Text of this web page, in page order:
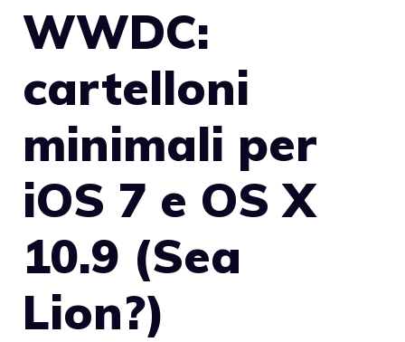
WWDC:
cartelloni
minimali per
iOS 7 e OS X
10.9 (Sea
Lion?)